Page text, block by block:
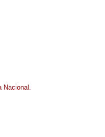
Nacional.